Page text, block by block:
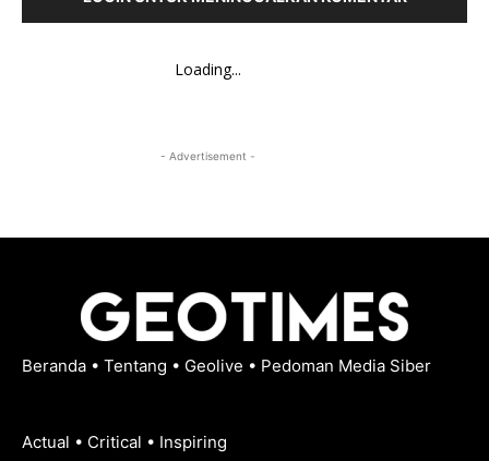
Loading...
- Advertisement -
Beranda • Tentang • Geolive • Pedoman Media Siber
Actual • Critical • Inspiring